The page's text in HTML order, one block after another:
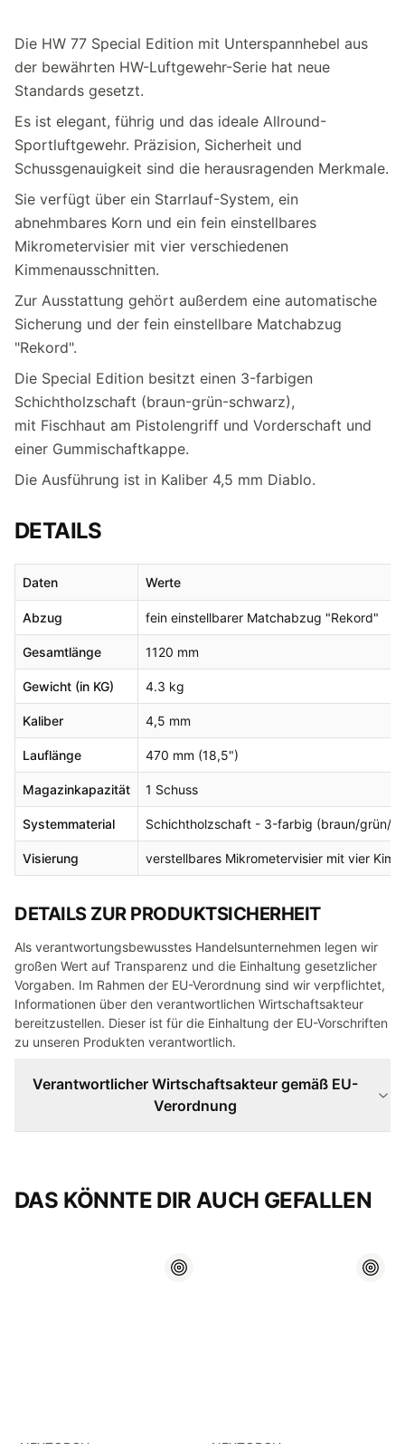
Die HW 77 Special Edition mit Unterspannhebel aus
der bewährten HW-Luftgewehr-Serie hat neue
Standards gesetzt.
Es ist elegant, führig und das ideale Allround-
Sportluftgewehr. Präzision, Sicherheit und
Schussgenauigkeit sind die herausragenden Merkmale.
Sie verfügt über ein Starrlauf-System, ein
abnehmbares Korn und ein fein einstellbares
Mikrometervisier mit vier verschiedenen
Kimmenausschnitten.
Zur Ausstattung gehört außerdem eine automatische
Sicherung und der fein einstellbare Matchabzug
"Rekord".
Die Special Edition besitzt einen 3-farbigen
Schichtholzschaft (braun-grün-schwarz),
mit Fischhaut am Pistolengriff und Vorderschaft und
einer Gummischaftkappe.
Die Ausführung ist in Kaliber 4,5 mm Diablo.
DETAILS
Daten Werte
Abzug fein einstellbarer Matchabzug "Rekord"
Gesamtlänge 1120 mm
Gewicht (in KG) 4.3 kg
Kaliber 4,5 mm
Lauflänge 470 mm (18,5")
Magazinkapazität 1 Schuss
Systemmaterial Schichtholzschaft - 3-farbig (braun/grün/
Visierung verstellbares Mikrometervisier mit vier
DETAILS ZUR PRODUKTSICHERHEIT
Als verantwortungsbewusstes Handelsunternehmen legen wir
großen Wert auf Transparenz und die Einhaltung gesetzlicher
Vorgaben. Im Rahmen der EU-Verordnung sind wir verpflichtet,
Informationen über den verantwortlichen Wirtschaftsakteur
bereitzustellen. Dieser ist für die Einhaltung der EU-Vorschriften
zu unseren Produkten verantwortlich.
Verantwortlicher Wirtschaftsakteur gemäß EU-
Verordnung
DAS KÖNNTE DIR AUCH GEFALLEN